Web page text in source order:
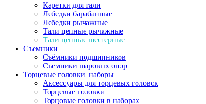
Каретки для тали
Лебедки барабанные
Лебедки рычажные
Тали цепные рычажные
Тали цепные шестерные
Съемники
Съёмники подшипников
Съемники шаровых опор
Торцевые головки, наборы
Аксессуары для торцевых головок
Торцевые головки
Торцовые головки в наборах